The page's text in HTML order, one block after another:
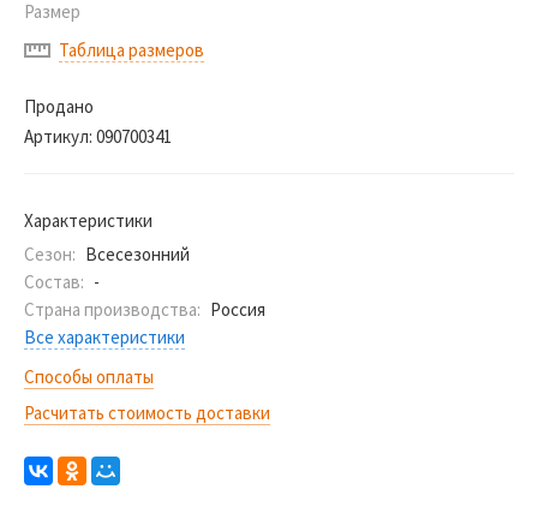
Размер
Таблица размеров
Продано
Артикул: 090700341
Характеристики
Сезон: Всесезонний
Состав: -
Страна производства: Россия
Все характеристики
Способы оплаты
Расчитать стоимость доставки